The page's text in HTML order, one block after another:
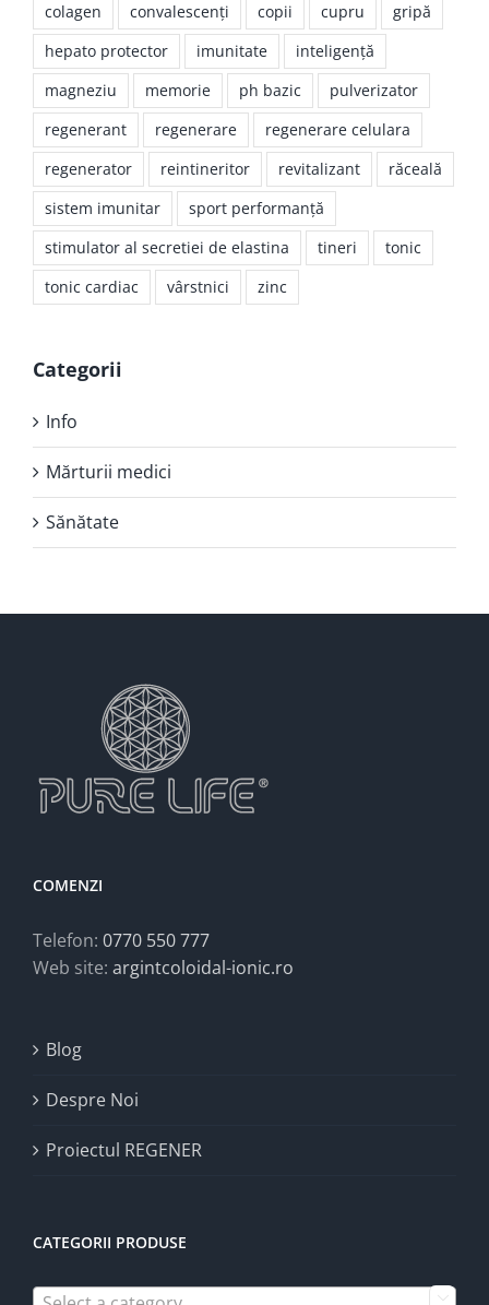
colagen
convalescenţi copii cupru
gripă
hepato protector
imunitate
inteligenţă
magneziu
memorie ph bazic
pulverizator
regenerant
regenerare
regenerare celulara
regenerator
reintineritor revitalizant
răceală
sistem imunitar
sport performanţă
stimulator al secretiei de elastina
tineri
tonic
tonic cardiac
vârstnici zinc
Categorii
Info
Mărturii medici
Sănătate
COMENZI
Telefon: 0770 550 777
Web site: argintcoloidal-ionic.ro
Blog
Despre Noi
Proiectul REGENER
CATEGORII PRODUSE
